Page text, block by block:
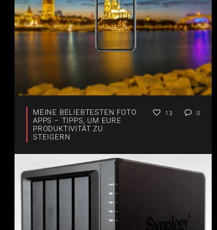
MEINE BELIEBTESTEN FOTO
APPS – TIPPS, UM EURE
PRODUKTIVITÄT ZU
STEIGERN
13 0